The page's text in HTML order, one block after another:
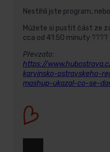
Nestihli jste program,
Můžete si pustit část ze
cca od 41:50 minuty ????
Převzato:
https://
karvinsko-ostravskeho-
mashup-ukazal-co-se-